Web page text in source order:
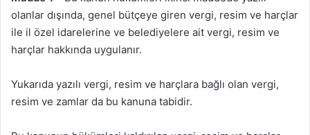
olanlar dışında, genel bütçeye giren vergi, resim ve harçlar
ile il özel idarelerine ve belediyelere ait vergi, resim ve
harçlar hakkında uygulanır.
Yukarıda yazılı vergi, resim ve harçlara bağlı olan vergi,
resim ve zamlar da bu kanuna tabidir.